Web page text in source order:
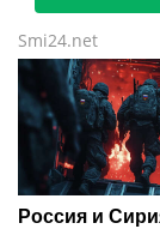
Smi24.net
Россия и